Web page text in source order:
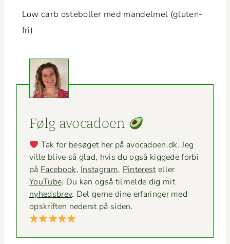
Low carb oste­boller med man­delmel (gluten­
fri)
Følg avo­ca­doen
Tak for besøget her på avocadoen.dk. Jeg
ville blive så glad, hvis du også kiggede for­bi
på Face­book, Insta­gram, Pin­ter­esteller
YouTube. Du kan også tilmelde dig mit
nyheds­brev. Del gerne dine erfaringer med
opskriften ned­er­st på siden.